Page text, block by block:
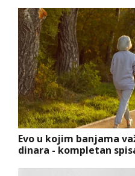
Evo u kojim banjama
dinara - kompletan